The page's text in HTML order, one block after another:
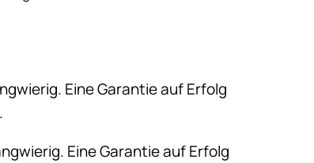
Eine Garantie auf Erfolg
Eine Garantie auf Erfolg